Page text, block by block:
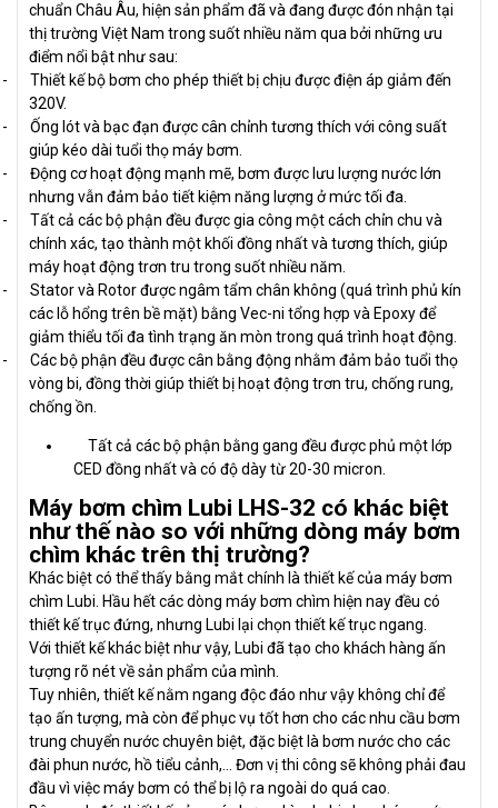
chuẩn Châu Âu, hiện sản phẩm đã và đang được đón nhận tại
thị trường Việt Nam trong suốt nhiều năm qua bởi những ưu
điểm nổi bật như sau:
-
Thiết kế bộ bơm cho phép thiết bị chịu được điện áp giảm đến
320V.
-
Ống lót và bạc đạn được cân chỉnh tương thích với công suất
giúp kéo dài tuổi thọ máy bơm.
-
Động cơ hoạt động mạnh mẽ, bơm được lưu lượng nước lớn
nhưng vẫn đảm bảo tiết kiệm năng lượng ở mức tối đa.
-
Tất cả các bộ phận đều được gia công một cách chỉn chu và
chính xác, tạo thành một khối đồng nhất và tương thích, giúp
máy hoạt động trơn tru trong suốt nhiều năm.
-
Stator và Rotor được ngâm tẩm chân không (quá trình phủ kín
các lỗ hổng trên bề mặt) bằng Vec-ni tổng hợp và Epoxy để
giảm thiểu tối đa tình trạng ăn mòn trong quá trình hoạt động.
-
Các bộ phận đều được cân bằng động nhằm đảm bảo tuổi thọ
vòng bi, đồng thời giúp thiết bị hoạt động trơn tru, chống rung,
chống ồn.
Tất cả các bộ phận bằng gang đều được phủ một lớp
CED đồng nhất và có độ dày từ 20-30 micron.
Máy bơm chìm Lubi LHS-32 có khác biệt
như thế nào so với những dòng máy bơm
chìm khác trên thị trường?
Khác biệt có thể thấy bằng mắt chính là thiết kế của máy bơm
chìm Lubi. Hầu hết các dòng máy bơm chìm hiện nay đều có
thiết kế trục đứng, nhưng Lubi lại chọn thiết kế trục ngang.
Với thiết kế khác biệt như vậy, Lubi đã tạo cho khách hàng ấn
tượng rõ nét về sản phẩm của mình.
Tuy nhiên, thiết kế nằm ngang độc đáo như vậy không chỉ để
tạo ấn tượng, mà còn để phục vụ tốt hơn cho các nhu cầu bơm
trung chuyển nước chuyên biệt, đặc biệt là bơm nước cho các
đài phun nước, hồ tiểu cảnh,… Đơn vị thi công sẽ không phải đau
đầu vì việc máy bơm có thể bị lộ ra ngoài do quá cao.